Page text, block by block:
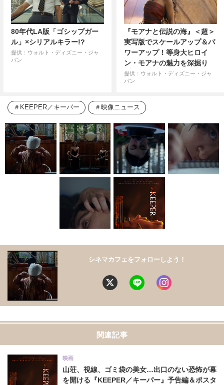
80年代LA版「ゴシップガー
ル」×シリアルキラー!?
提供：ウォルト・ディズニー・ジャ
パン
『モアナと伝説の海』＜超＞
実写版でスケールアップ＆パ
ワーアップ！等身大ヒロイ
ン・モアナの魅力を深掘り
提供：ウォルト・ディズニー・ジャ
パン
KEEPER／キーパー 映像ニュース
シネマカフェをフォローしよう！
関連記事
山荘、視線、ゴミ袋の美女…出口のない恐怖が幕
を開ける『KEEPER／キーパー』予告編＆ポスタ
映画